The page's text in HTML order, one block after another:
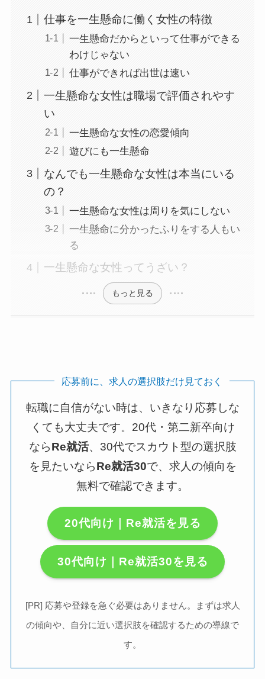
仕事を一生懸命に働く女性の特徴
一生懸命だからといって仕事ができる
わけじゃない
仕事ができれば出世は速い
一生懸命な女性は職場で評価されやす
い
一生懸命な女性の恋愛傾向
遊びにも一生懸命
なんでも一生懸命な女性は本当にいる
の？
一生懸命な女性は周りを気にしない
一生懸命に分かったふりをする人もい
る
一生懸命な女性ってうざい？
もっと見る
応募前に、求人の選択肢だけ見ておく
転職に自信がない時は、いきなり応募しな
くても大丈夫です。20代・第二新卒向け
ならRe就活、30代でスカウト型の選択肢
を見たいならRe就活30で、求人の傾向を
無料で確認できます。
20代向け｜Re就活を見る
30代向け｜Re就活30を見る
[PR] 応募や登録を急ぐ必要はありません。まずは求人
の傾向や、自分に近い選択肢を確認するための導線で
す。